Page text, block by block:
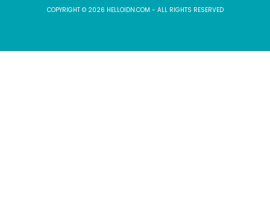
COPYRIGHT © 2026 HELLOIDN.COM - ALL RIGHTS RESERVED